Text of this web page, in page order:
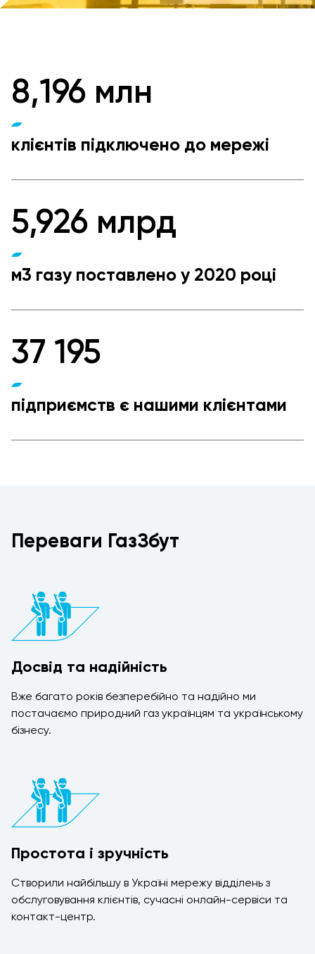
8,196 млн
клієнтів підключено до мережі
5,926 млрд
м3 газу поставлено у 2020 році
37 195
підприємств є нашими клієнтами
Переваги ГазЗбут
Досвід та надійність
Вже багато років безперебійно та надійно ми
постачаємо природний газ українцям та українському
бізнесу.
Простота і зручність
Створили найбільшу в Україні мережу відділень з
обслуговування клієнтів, сучасні онлайн-сервіси та
контакт-центр.